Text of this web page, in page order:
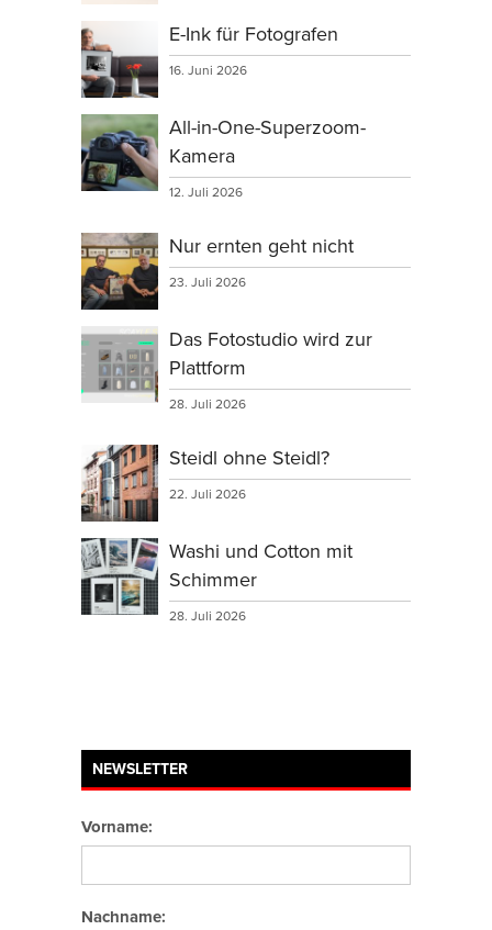
E-Ink für Fotografen
16. Juni 2026
All-in-One-Superzoom-
Kamera
12. Juli 2026
Nur ernten geht nicht
23. Juli 2026
Das Fotostudio wird zur
Plattform
28. Juli 2026
Steidl ohne Steidl?
22. Juli 2026
Washi und Cotton mit
Schimmer
28. Juli 2026
NEWSLETTER
Vorname:
Nachname: